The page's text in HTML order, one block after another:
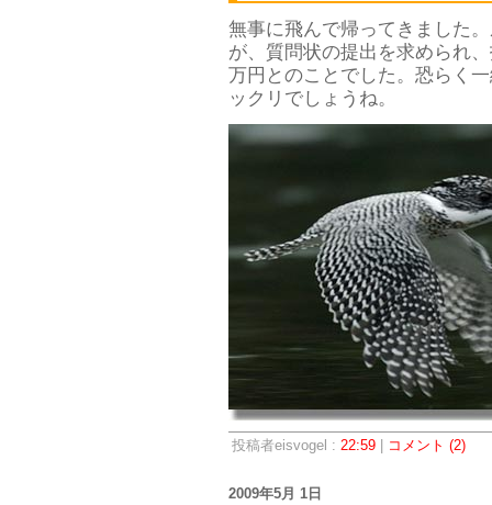
無事に飛んで帰ってきました
が、質問状の提出を求められ
万円とのことでした。恐らく
ックリでしょうね。
投稿者eisvogel : 22:59| コメント (2)
2009年5月 1日